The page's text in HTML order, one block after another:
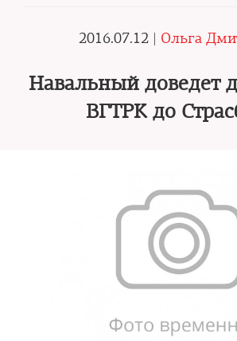
2016.07.12 | Ольга
Навальный доведет
ВГТРК до